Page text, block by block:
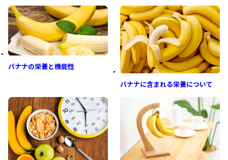
バナナの栄養と機能性
バナナに含まれる栄養について